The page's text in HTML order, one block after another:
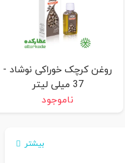
روغن کرچک خوراکی نوشاد -
37 میلی لیتر
ناموجود
بیشتر